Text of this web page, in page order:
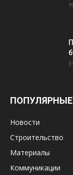
ПОПУЛЯРНЫЕ
Новости
Строительство
Материалы
Коммуникации